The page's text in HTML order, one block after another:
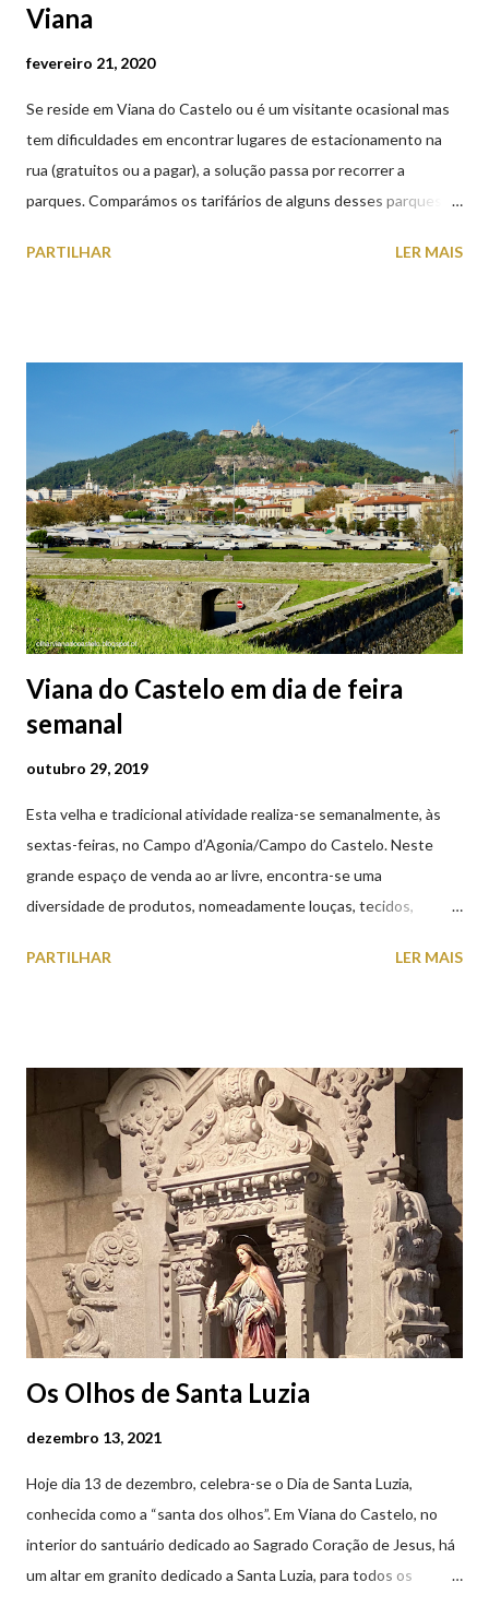
Viana
fevereiro 21, 2020
Se reside em Viana do Castelo ou é um visitante ocasional mas
tem dificuldades em encontrar lugares de estacionamento na
rua (gratuitos ou a pagar), a solução passa por recorrer a
parques. Comparámos os tarifários de alguns desses parques de
subterrâneos) perto do centro da cidade (entenda-se por
subterrâneos. O Parque da Estação Viana Shopping é grátis de
2ª a 5ª feira a partir das 20:00 (DIAS ÚTEIS)
PARTILHAR LER MAIS
Viana do Castelo em dia de feira
semanal
outubro 29, 2019
Esta velha e tradicional atividade realiza-se semanalmente, às
sextas-feiras, no Campo d’Agonia/Campo do Castelo. Neste
grande espaço de venda ao ar livre, encontra-se uma
diversidade de produtos, nomeadamente louças, tecidos,
cobres entre muitos outros. Horário de funcionamento | Verão
(2019.10.25) Feira Semanal em Viana do Castelo (2019.10.25)
Feira Semanal em Viana do Castelo (2019.10.25) Feira Semanal
em Viana do Castelo (2019.10.25) Feira Semanal em Viana do
Castelo (2019.10.25) Feira Semanal em Viana do Castelo
(2019.10.25)
PARTILHAR LER MAIS
Os Olhos de Santa Luzia
dezembro 13, 2021
Hoje dia 13 de dezembro, celebra-se o Dia de Santa Luzia,
conhecida como a “santa dos olhos”. Em Viana do Castelo, no
interior do santuário dedicado ao Sagrado Coração de Jesus, há
um altar em granito dedicado a Santa Luzia, para todos os